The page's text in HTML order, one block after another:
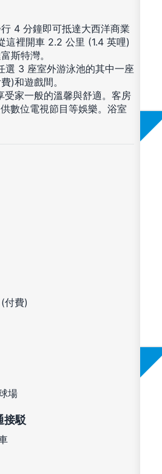
4 分鐘即可抵達大西洋商業
這裡開車 2.2 公里 (1.4 英哩)
斯特灣。
選 3 座室外游泳池的其中一座
)和遊戲間。
家一般的溫馨與舒適。客房
數位電視節目等娛樂。浴室
付費)
場
接駁